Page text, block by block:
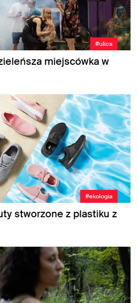
#ulica
miejscówka w
#ekologia
stworzone z plastiku z